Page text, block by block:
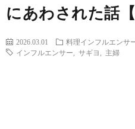
にあわされた話【
2026.03.01
料理インフルエンサ
インフルエンサー
サギヨ 主婦